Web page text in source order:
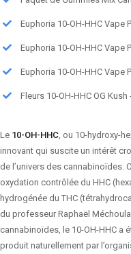
Euphoria 10-OH-HHC Vape
Euphoria 10-OH-HHC Vape
Euphoria 10-OH-HHC Vape
Fleurs 10-OH-HHC OG
Le 10-OH-HHC, ou 10-hydroxy-
innovant qui suscite un intérêt
de l’univers des cannabinoïdes.
oxydation contrôlée du HHC
hydrogénée du THC
du professeur Raphaël
cannabinoïdes, le 10-OH-HHC a
produit naturellement par